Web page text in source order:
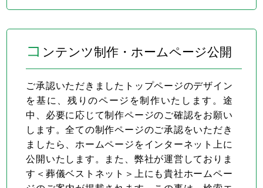
コ ンテンツ制作・ホームページ公開
ご承認いただきましたトップページのデザイン
を基に、残りのページを制作いたします。途
中、必要に応じて制作ページのご確認をお願い
します。全ての制作ページのご承認をいただき
ましたら、ホームページをインターネット上に
公開いたします。また、弊社が運営しておりま
す＜葬儀ベストネット＞上にも貴社ホームペー